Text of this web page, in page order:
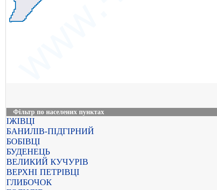
Фільтр по населених пунктах
ІЖІВЦІ
БАНИЛІВ-ПІДГІРНИЙ
БОБІВЦІ
БУДЕНЕЦЬ
ВЕЛИКИЙ КУЧУРІВ
ВЕРХНІ ПЕТРІВЦІ
ГЛИБОЧОК